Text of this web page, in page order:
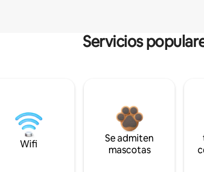
Servicios
Wifi
Se admiten
mascotas